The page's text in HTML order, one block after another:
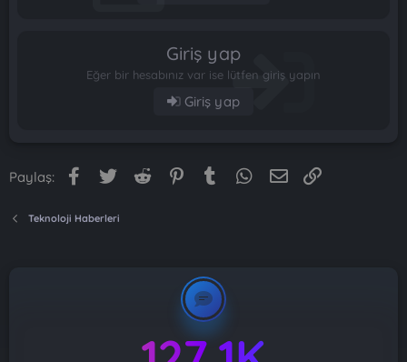
Giriş yap
Eğer bir hesabınız var ise lütfen giriş yapın
Giriş yap
Paylaş: Facebook
Twitter Reddit PinterestTumblr WhatsApp
E-posta
Teknoloji Haberleri